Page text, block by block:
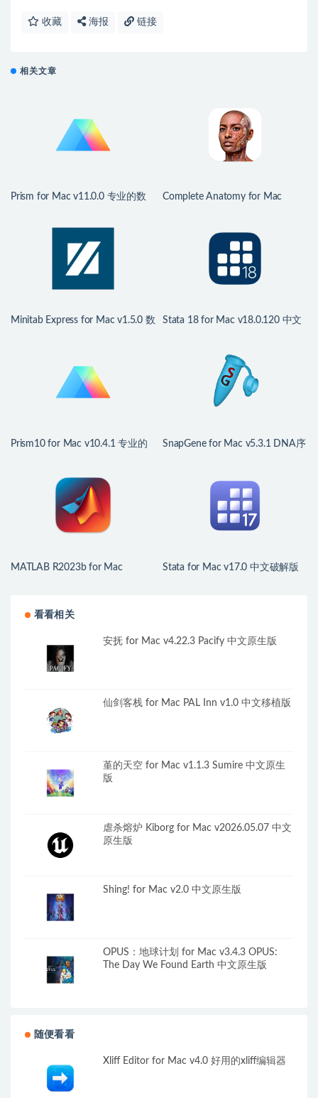
收藏 海报 链接
相关文章
Prism for Mac v11.0.0 专业的数
Complete Anatomy for Mac
Minitab Express for Mac v1.5.0 数
Stata 18 for Mac v18.0.120 中文
Prism10 for Mac v10.4.1 专业的
SnapGene for Mac v5.3.1 DNA序
MATLAB R2023b for Mac
Stata for Mac v17.0 中文破解版
看看相关
安抚 for Mac v4.22.3 Pacify 中文原生版
仙剑客栈 for Mac PAL Inn v1.0 中文移植版
堇的天空 for Mac v1.1.3 Sumire 中文原生
版
虐杀熔炉 Kiborg for Mac v2026.05.07 中文
原生版
Shing! for Mac v2.0 中文原生版
OPUS：地球计划 for Mac v3.4.3 OPUS:
The Day We Found Earth 中文原生版
随便看看
Xliff Editor for Mac v4.0 好用的xliff编辑器